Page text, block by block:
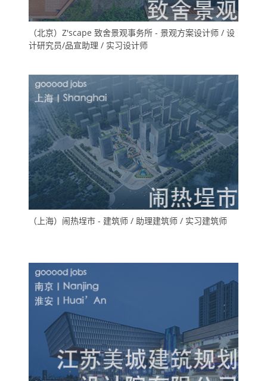
（北京）Z'scape 致舍景观事务所 - 景观方案设计师 / 设
计研究员/品宣助理 / 实习设计师
（上海）闹热埕市 - 建筑师 / 助理建筑师 / 实习建筑师